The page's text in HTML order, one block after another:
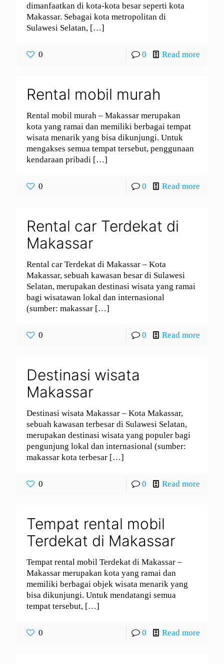
dimanfaatkan di kota-kota besar seperti kota
Makassar. Sebagai kota metropolitan di
Sulawesi Selatan, […]
0 0 Read more
Rental mobil murah
Rental mobil murah – Makassar merupakan
kota yang ramai dan memiliki berbagai tempat
wisata menarik yang bisa dikunjungi. Untuk
mengakses semua tempat tersebut, penggunaan
kendaraan pribadi […]
0 0 Read more
Rental car Terdekat di
Makassar
Rental car Terdekat di Makassar – Kota
Makassar, sebuah kawasan besar di Sulawesi
Selatan, merupakan destinasi wisata yang ramai
bagi wisatawan lokal dan internasional
(sumber: makassar […]
0 0 Read more
Destinasi wisata
Makassar
Destinasi wisata Makassar – Kota Makassar,
sebuah kawasan terbesar di Sulawesi Selatan,
merupakan destinasi wisata yang populer bagi
pengunjung lokal dan internasional (sumber:
makassar kota terbesar […]
0 0 Read more
Tempat rental mobil
Terdekat di Makassar
Tempat rental mobil Terdekat di Makassar –
Makassar merupakan kota yang ramai dan
memiliki berbagai objek wisata menarik yang
bisa dikunjungi. Untuk mendatangi semua
tempat tersebut, […]
0 0 Read more